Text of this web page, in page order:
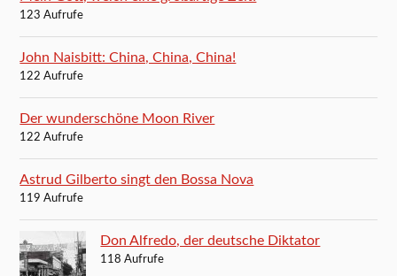
123 Aufrufe
John Naisbitt: China, China, China!
122 Aufrufe
Der wunderschöne Moon River
122 Aufrufe
Astrud Gilberto singt den Bossa Nova
119 Aufrufe
Don Alfredo, der deutsche Diktator
118 Aufrufe